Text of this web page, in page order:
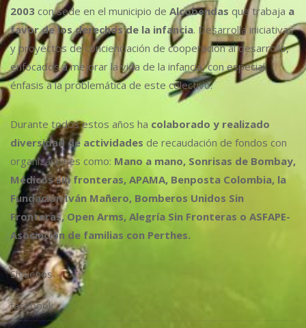
2003 con sede en el municipio de Alcobendas que trabaja a
favor de los derechos de la infancia. Desarrolla iniciativas
y proyectos de concienciación de cooperación al desarrollo,
enfocados a mejorar la vida de la infancia, con especial
énfasis a la problemática de este colectivo.
Durante todos estos años ha colaborado y realizado
diversidad de actividades de recaudación de fondos con
organizaciones como: Mano a mano, Sonrisas de Bombay,
Médicos sin fronteras, APAMA, Benposta Colombia, la
Fundación Iván Mañero, Bomberos Unidos Sin
Fronteras, Open Arms, Alegría Sin Fronteras o ASFAPE-
Asociación de familias con Perthes.
Síguenos
facebook